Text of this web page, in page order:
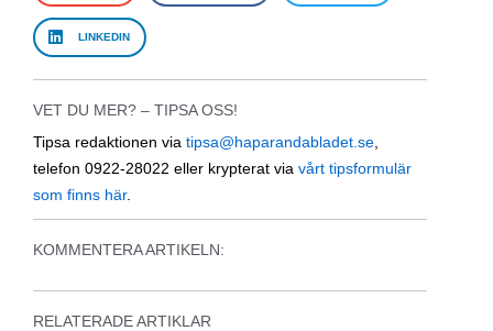
LINKEDIN
VET DU MER? – TIPSA OSS!
Tipsa redaktionen via tipsa@haparandabladet.se
telefon 0922-28022 eller krypterat via vårt tipsformulär
som finns här.
KOMMENTERA ARTIKELN:
RELATERADE ARTIKLAR